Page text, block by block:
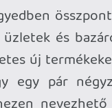
hely között szerepelt,
Szűk bejáratot, még
követtek emeletről